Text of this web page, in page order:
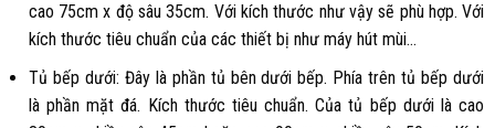
cao 75cm x độ sâu 35cm. Với kích thước như vậy sẽ phù hợp. Với
kích thước tiêu chuẩn của các thiết bị như máy hút mùi…
Tủ bếp dưới: Đây là phần tủ bên dưới bếp. Phía trên tủ bếp dưới
là phần mặt đá. Kích thước tiêu chuẩn. Của tủ bếp dưới là cao